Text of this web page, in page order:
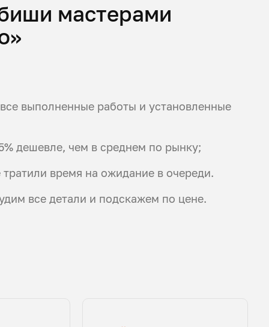
мастерами
выполненные работы и установленные
дешевле, чем в среднем по рынку;
время на ожидание в очереди.
все детали и подскажем по цене.